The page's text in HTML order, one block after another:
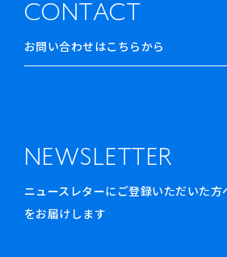
CONTACT
お問い合わせはこちらから
NEWSLETTER
ニュースレターにご登録いただいた
をお届けします